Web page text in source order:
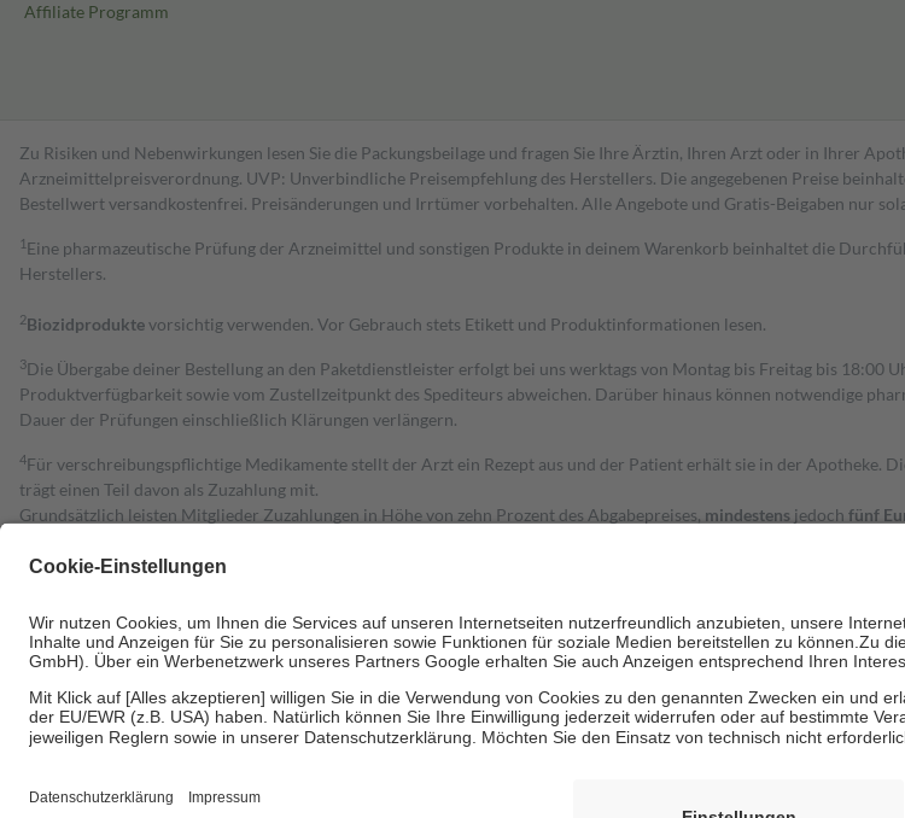
Affiliate Programm
Zu Risiken und Nebenwirkungen lesen Sie die Packungsbeilage und fragen Sie Ihre Ärztin, Ihren Arzt oder in Ihrer
Arzneimittelpreisverordnung. UVP: Unverbindliche Preisempfehlung des Herstellers. Die angegebenen Preise
Bestell­wert versand­kosten­frei. Preisänderungen und Irrtümer vorbehalten. Alle Angebote und Gratis-Beigaben nur
1 Eine pharmazeutische Prüfung der Arzneimittel und sonstigen Produkte in deinem Warenkorb beinhaltet die
Herstellers.
2Biozidproduktevorsichtig verwenden. Vor Gebrauch stets Etikett und Produktinformationen lesen.
3Die Übergabe deiner Bestellung an den Paketdienstleister erfolgt bei uns werktags von Montag bis Freitag bis 18:00
Produktverfügbarkeit sowie vom Zustellzeitpunkt des Spediteurs abweichen. Darüber hinaus können notwendige
Dauer der Prüfungen einschließlich Klärungen verlängern.
4Für verschreibungspflichtige Medikamente stellt der Arzt ein Rezept aus und der Patient erhält sie in der Apotheke.
trägt einen Teil davon als Zuzahlung mit.
Grundsätzlich leisten Mitglieder Zuzahlungen in Höhe von zehn Prozent des Abgabepreises, mindestens jedoch fünf
Diese Regeln gelten grundsätzlich auch für Online-Apotheken.
Um das Engagement der Versicherten für ihre eigene Gesundheit zu stärken und die besondere Stellung der Familie
• Kindern und Jugendlichen bis zum vollendeten 18. Lebensjahr mit Ausnahme der Fahrkosten
• Untersuchungen zur Vorsorge und Früherkennung, die von der GKV getragen werden
• empfohlenen Schutzimpfungen
• Harn- und Blutteststreifen
Informationen findest du hier: https://help.etrusted.com/hc/de/articles/4419944605341